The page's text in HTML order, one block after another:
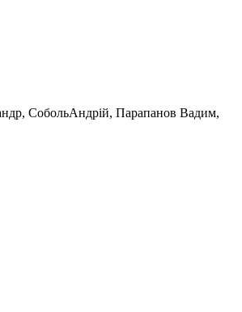
СобольАндрій, Парапанов Вадим,